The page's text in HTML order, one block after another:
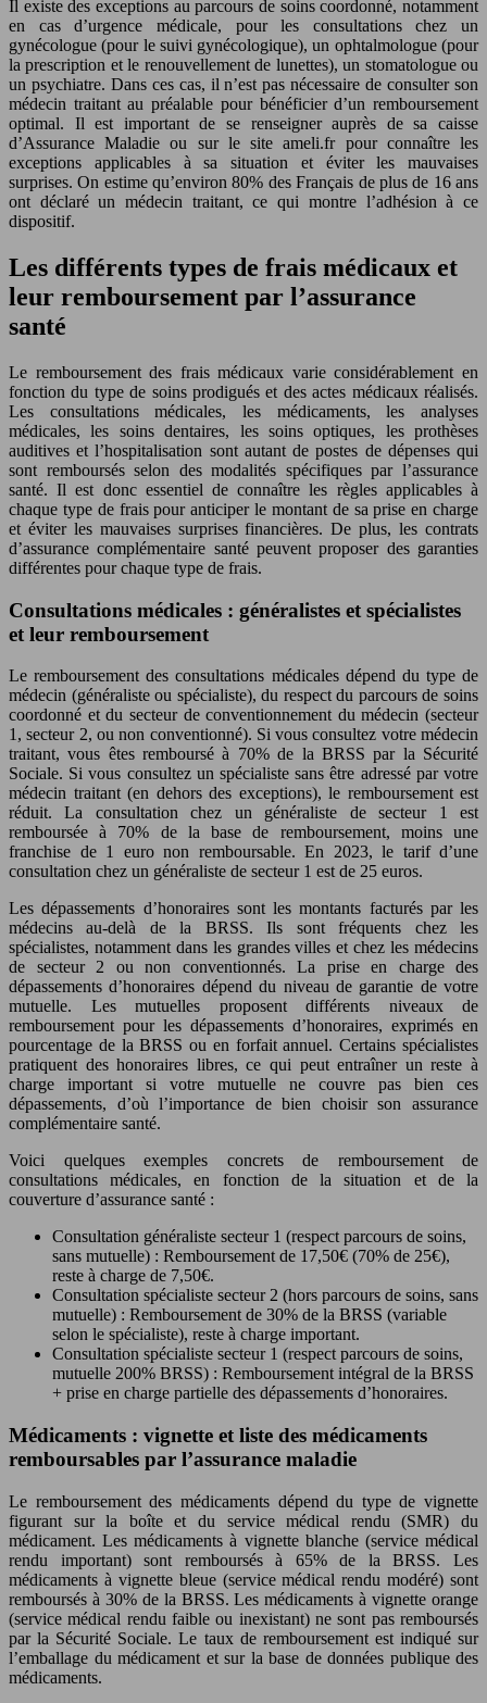
Il existe des exceptions au parcours de soins coordonné, notamment
en cas d’urgence médicale, pour les consultations chez un
gynécologue (pour le suivi gynécologique), un ophtalmologue (pour
la prescription et le renouvellement de lunettes), un stomatologue ou
un psychiatre. Dans ces cas, il n’est pas nécessaire de consulter son
médecin traitant au préalable pour bénéficier d’un remboursement
optimal. Il est important de se renseigner auprès de sa caisse
d’Assurance Maladie ou sur le site ameli.fr pour connaître les
exceptions applicables à sa situation et éviter les mauvaises
surprises. On estime qu’environ 80% des Français de plus de 16 ans
ont déclaré un médecin traitant, ce qui montre l’adhésion à ce
dispositif.
Les différents types de frais médicaux et
leur remboursement par l’assurance
santé
Le remboursement des frais médicaux varie considérablement en
fonction du type de soins prodigués et des actes médicaux réalisés.
Les consultations médicales, les médicaments, les analyses
médicales, les soins dentaires, les soins optiques, les prothèses
auditives et l’hospitalisation sont autant de postes de dépenses qui
sont remboursés selon des modalités spécifiques par l’assurance
santé. Il est donc essentiel de connaître les règles applicables à
chaque type de frais pour anticiper le montant de sa prise en charge
et éviter les mauvaises surprises financières. De plus, les contrats
d’assurance complémentaire santé peuvent proposer des garanties
différentes pour chaque type de frais.
Consultations médicales : généralistes et spécialistes
et leur remboursement
Le remboursement des consultations médicales dépend du type de
médecin (généraliste ou spécialiste), du respect du parcours de soins
coordonné et du secteur de conventionnement du médecin (secteur
1, secteur 2, ou non conventionné). Si vous consultez votre médecin
traitant, vous êtes remboursé à 70% de la BRSS par la Sécurité
Sociale. Si vous consultez un spécialiste sans être adressé par votre
médecin traitant (en dehors des exceptions), le remboursement est
réduit. La consultation chez un généraliste de secteur 1 est
remboursée à 70% de la base de remboursement, moins une
franchise de 1 euro non remboursable. En 2023, le tarif d’une
consultation chez un généraliste de secteur 1 est de 25 euros.
Les dépassements d’honoraires sont les montants facturés par les
médecins au-delà de la BRSS. Ils sont fréquents chez les
spécialistes, notamment dans les grandes villes et chez les médecins
de secteur 2 ou non conventionnés. La prise en charge des
dépassements d’honoraires dépend du niveau de garantie de votre
mutuelle. Les mutuelles proposent différents niveaux de
remboursement pour les dépassements d’honoraires, exprimés en
pourcentage de la BRSS ou en forfait annuel. Certains spécialistes
pratiquent des honoraires libres, ce qui peut entraîner un reste à
charge important si votre mutuelle ne couvre pas bien ces
dépassements, d’où l’importance de bien choisir son assurance
complémentaire santé.
Voici quelques exemples concrets de remboursement de
consultations médicales, en fonction de la situation et de la
couverture d’assurance santé :
Consultation généraliste secteur 1 (respect parcours de soins,
sans mutuelle) : Remboursement de 17,50€ (70% de 25€),
reste à charge de 7,50€.
Consultation spécialiste secteur 2 (hors parcours de soins, sans
mutuelle) : Remboursement de 30% de la BRSS (variable
selon le spécialiste), reste à charge important.
Consultation spécialiste secteur 1 (respect parcours de soins,
mutuelle 200% BRSS) : Remboursement intégral de la BRSS
+ prise en charge partielle des dépassements d’honoraires.
Médicaments : vignette et liste des médicaments
remboursables par l’assurance maladie
Le remboursement des médicaments dépend du type de vignette
figurant sur la boîte et du service médical rendu (SMR) du
médicament. Les médicaments à vignette blanche (service médical
rendu important) sont remboursés à 65% de la BRSS. Les
médicaments à vignette bleue (service médical rendu modéré) sont
remboursés à 30% de la BRSS. Les médicaments à vignette orange
(service médical rendu faible ou inexistant) ne sont pas remboursés
par la Sécurité Sociale. Le taux de remboursement est indiqué sur
l’emballage du médicament et sur la base de données publique des
médicaments.